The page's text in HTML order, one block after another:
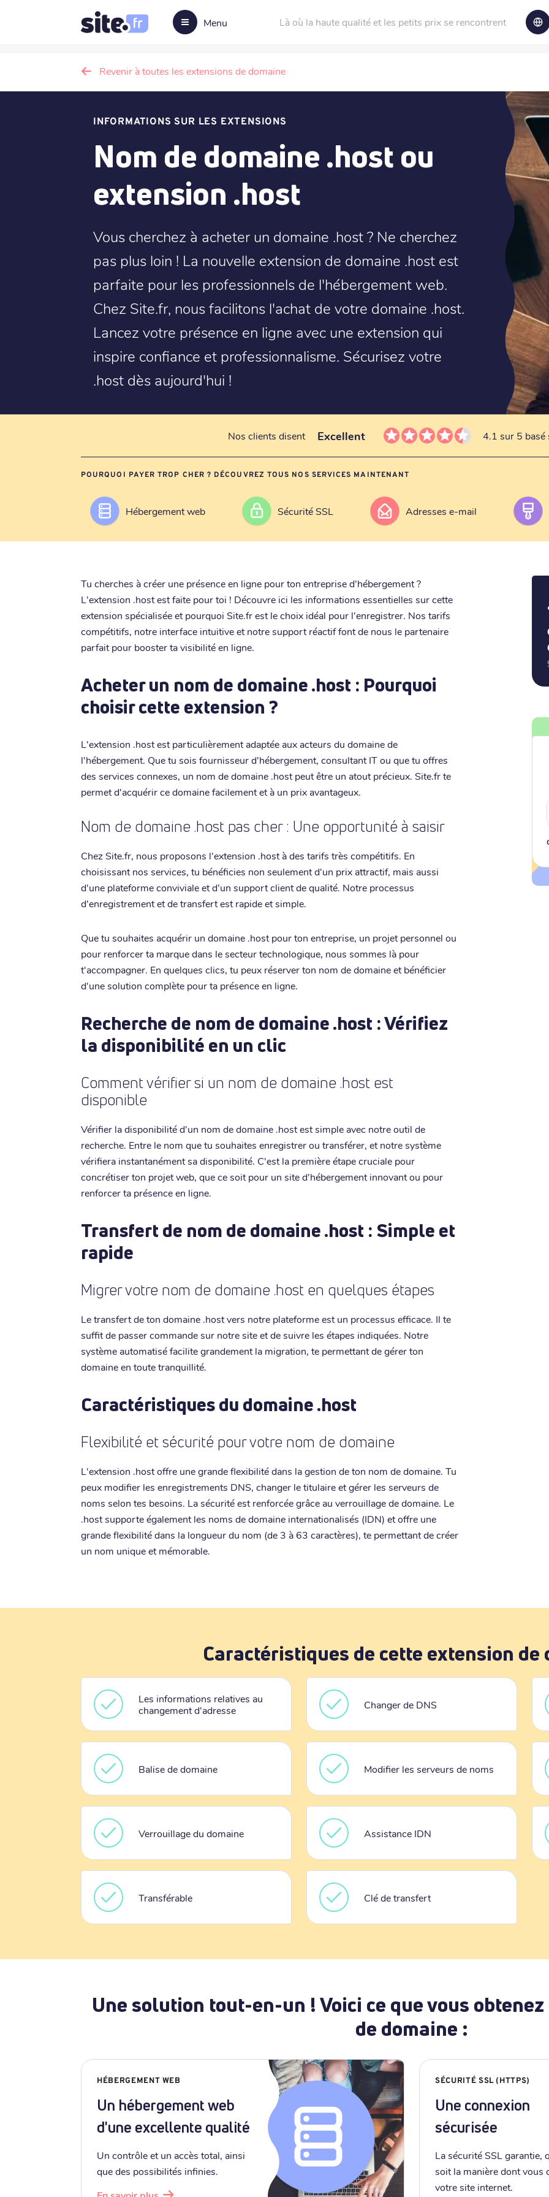
Menu Là où la haute qualité et les petits prix se rencontrent
Revenir à toutes les extensions de domaine
INFORMATIONS SUR LES EXTENSIONS
Nom de domaine .host ou
extension .host
Vous cherchez à acheter un domaine .host ? Ne cherchez
pas plus loin ! La nouvelle extension de domaine .host est
parfaite pour les professionnels de l'hébergement web.
Chez Site.fr, nous facilitons l'achat de votre domaine .host.
Lancez votre présence en ligne avec une extension qui
inspire confiance et professionnalisme. Sécurisez votre
.host dès aujourd'hui !
Nos clients disent Excellent 4.1 sur 5 basé
POURQUOI PAYER TROP CHER ? DÉCOUVREZ TOUS NOS SERVICES MAINTENANT
Hébergement web Sécurité SSL Adresses e-mail
Tu cherches à créer une présence en ligne pour ton entreprise d'hébergement ?
L'extension .host est faite pour toi ! Découvre ici les informations essentielles sur cette
extension spécialisée et pourquoi Site.fr est le choix idéal pour l'enregistrer. Nos tarifs
compétitifs, notre interface intuitive et notre support réactif font de nous le partenaire
parfait pour booster ta visibilité en ligne.
Acheter un nom de domaine .host : Pourquoi
choisir cette extension ?
L'extension .host est particulièrement adaptée aux acteurs du domaine de
l'hébergement. Que tu sois fournisseur d'hébergement, consultant IT ou que tu offres
des services connexes, un nom de domaine .host peut être un atout précieux. Site.fr te
permet d'acquérir ce domaine facilement et à un prix avantageux.
Nom de domaine .host pas cher : Une opportunité à saisir
Chez Site.fr, nous proposons l'extension .host à des tarifs très compétitifs. En
choisissant nos services, tu bénéficies non seulement d'un prix attractif, mais aussi
d'une plateforme conviviale et d'un support client de qualité. Notre processus
d'enregistrement et de transfert est rapide et simple.
Que tu souhaites acquérir un domaine .host pour ton entreprise, un projet personnel ou
pour renforcer ta marque dans le secteur technologique, nous sommes là pour
t'accompagner. En quelques clics, tu peux réserver ton nom de domaine et bénéficier
d'une solution complète pour ta présence en ligne.
Recherche de nom de domaine .host : Vérifiez
la disponibilité en un clic
Comment vérifier si un nom de domaine .host est
disponible
Vérifier la disponibilité d'un nom de domaine .host est simple avec notre outil de
recherche. Entre le nom que tu souhaites enregistrer ou transférer, et notre système
vérifiera instantanément sa disponibilité. C'est la première étape cruciale pour
concrétiser ton projet web, que ce soit pour un site d'hébergement innovant ou pour
renforcer ta présence en ligne.
Transfert de nom de domaine .host : Simple et
rapide
Migrer votre nom de domaine .host en quelques étapes
Le transfert de ton domaine .host vers notre plateforme est un processus efficace. Il te
suffit de passer commande sur notre site et de suivre les étapes indiquées. Notre
système automatisé facilite grandement la migration, te permettant de gérer ton
domaine en toute tranquillité.
Caractéristiques du domaine .host
Flexibilité et sécurité pour votre nom de domaine
L'extension .host offre une grande flexibilité dans la gestion de ton nom de domaine. Tu
peux modifier les enregistrements DNS, changer le titulaire et gérer les serveurs de
noms selon tes besoins. La sécurité est renforcée grâce au verrouillage de domaine. Le
.host supporte également les noms de domaine internationalisés (IDN) et offre une
grande flexibilité dans la longueur du nom (de 3 à 63 caractères), te permettant de créer
un nom unique et mémorable.
Caractéristiques de cette extension de
Les informations relatives au
changement d'adresse
Changer de DNS
Balise de domaine Modifier les serveurs de noms
Verrouillage du domaine Assistance IDN
Transférable Clé de transfert
Une solution tout-en-un ! Voici ce que vous
de domaine :
HÉBERGEMENT WEB
Un hébergement web
d'une excellente qualité
Un contrôle et un accès total, ainsi
que des possibilités infinies.
SÉCURITÉ SSL (HTTPS)
Une connexion
sécurisée
La sécurité SSL garantie,
soit la manière dont vous
votre site internet.